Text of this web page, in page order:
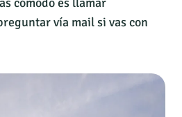
vía mail si vas con